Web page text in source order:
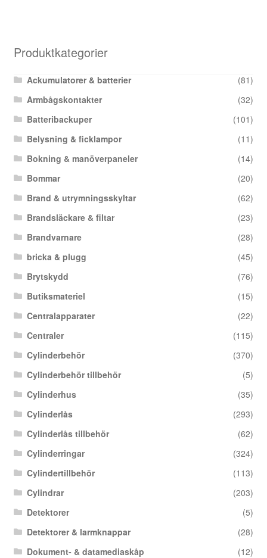
Produktkategorier
Ackumulatorer & batterier
(81)
Armbågskontakter
(32)
Batteribackuper
(101)
Belysning & ficklampor
(11)
Bokning & manöverpaneler
(14)
Bommar
(20)
Brand & utrymningsskyltar
(62)
Brandsläckare & filtar
(23)
Brandvarnare
(28)
bricka & plugg
(45)
Brytskydd
(76)
Butiksmateriel
(15)
Centralapparater
(22)
Centraler
(115)
Cylinderbehör
(370)
Cylinderbehör tillbehör
(5)
Cylinderhus
(35)
Cylinderlås
(293)
Cylinderlås tillbehör
(62)
Cylinderringar
(324)
Cylindertillbehör
(113)
Cylindrar
(203)
Detektorer
(5)
Detektorer & larmknappar
(28)
Dokument- & datamediaskåp
(12)